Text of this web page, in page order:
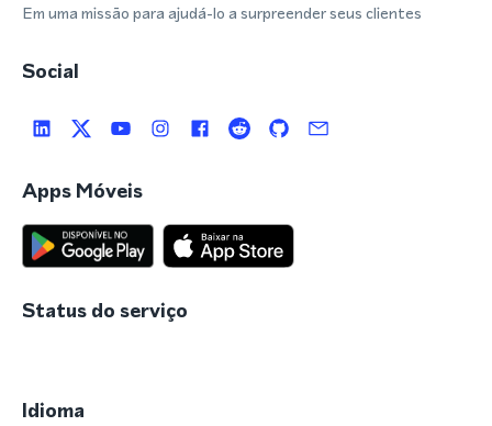
Em uma missão para ajudá-lo a surpreender seus clientes
Social
Apps Móveis
Status do serviço
Idioma